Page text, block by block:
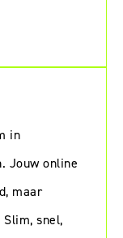
in
Jouw online
maar
snel,